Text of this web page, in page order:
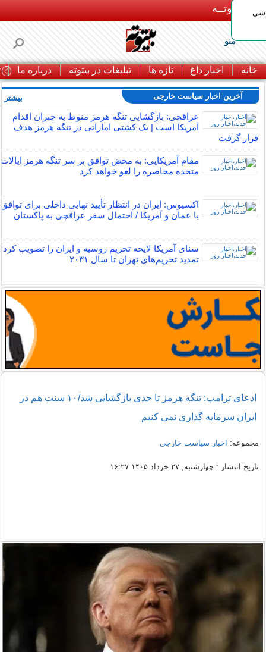
بـیتوتــه
منو
خانه اخبار داغ تازه ها تبلیغات در بیتوته درباره ما
آخرین اخبار سیاست خارجی
عراقچی: بازگشایی تنگه هرمز منوط به جبران اقدام
آمریکا است | یک کشتی اماراتی در تنگه هرمز هدف
قرار گرفت
مقام آمریکایی: به محض توافق بر سر تنگه هرمز ایالات
متحده محاصره را لغو خواهد کرد
اکسیوس: ایران در انتظار تأیید نهایی داخلی برای توافق
با عمان و آمریکا / احتمال سفر عراقچی به پاکستان
سنای آمریکا لایحه تحریم روسیه و ایران را تصویب کرد؛
تمدید تحریم‌های تهران تا سال ۲۰۳۱
بیشتر
ادعای ترامپ: تنگه هرمز تا حدی بازگشایی شد/۱۰ سنت هم در
ایران سرمایه گذاری نمی کنیم
مجموعه: اخبار سیاست خارجی
تاریخ انتشار : چهارشنبه, ۲۷ خرداد ۱۴۰۵ ۱۶:۲۷